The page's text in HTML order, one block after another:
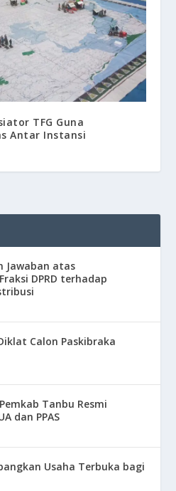
TFG Guna
Antar Instansi
Jawaban atas
DPRD terhadap
Calon Paskibraka
Tanbu Resmi
dan PPAS
Usaha Terbuka bagi